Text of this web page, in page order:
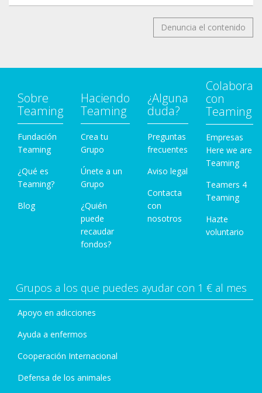
Denuncia el contenido
Sobre
Teaming
Fundación
Teaming
¿Qué es
Teaming?
Blog
Haciendo
Teaming
Crea tu
Grupo
Únete a un
Grupo
¿Quién
puede
recaudar
fondos?
¿Alguna
duda?
Preguntas
frecuentes
Aviso legal
Contacta
con
nosotros
Colabora
con
Teaming
Empresas
Here we are
Teaming
Teamers 4
Teaming
Hazte
voluntario
Grupos a los que puedes ayudar con 1 € al mes
Apoyo en adicciones
Ayuda a enfermos
Cooperación Internacional
Defensa de los animales